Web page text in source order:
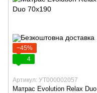
−45%
4
Артикул: УТ000002057
Матрас Evolution Relax Duo